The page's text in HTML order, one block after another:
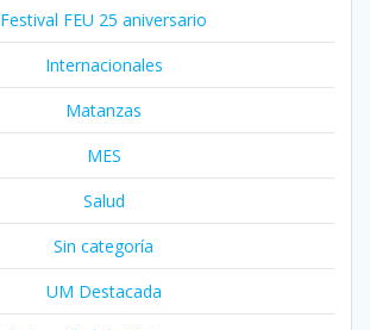
Festival FEU 25 aniversario
Internacionales
Matanzas
MES
Salud
Sin categoría
UM Destacada